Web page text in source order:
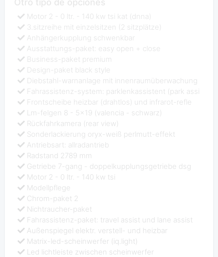
Otro tipo de opciones
Motor 2 - 0 ltr. - 140 kw tsi kat (dnna)
3.sitzreihe mit einzelsitzen (2 sitzplätze)
Anhängerkupplung schwenkbar
Ausstattungs-paket: easy open + close
Business-paket premium
Design-paket black style
Diebstahl-warnanlage mit innenraumüberwachung
Fahrassistenz-system: parklenkassistent (park assi
Frontscheibe heizbar (drahtlos) und infrarot-refle
Lm-felgen 8 - 5x19 (valencia - schwarz)
Rückfahrkamera (rear view)
Sonderlackierung oryx-weiß perlmutt-effekt
Antriebsart: allradantrieb
Radstand 2789 mm
Getriebe 7-gang - doppelkupplungsgetriebe dsg
Motor 2 - 0 ltr. - 140 kw tsi
Modellpflege
Chrom-paket 2
Nichtraucher-paket
Fahrassistenz-paket: travel assist und lane assist
Außenspiegel elektr. verstell- und heizbar
Matrix-led-scheinwerfer (iq.light)
Led lichtleiste zwischen scheinwerfer